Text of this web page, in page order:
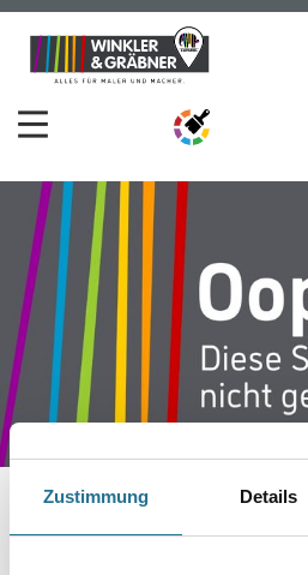
Zustimmung Details
Zum
Inhalt
Zum
Navigationsmenü